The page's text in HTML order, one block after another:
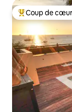
Coups de cœur
Coup de